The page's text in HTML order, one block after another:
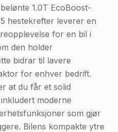
1.0T EcoBoost-
hestekrefter leverer en
for en bil i
den holder
bidrar til lavere
for enhver bedrift.
at du får et solid
moderne
som gjør
Bilens kompakte ytre